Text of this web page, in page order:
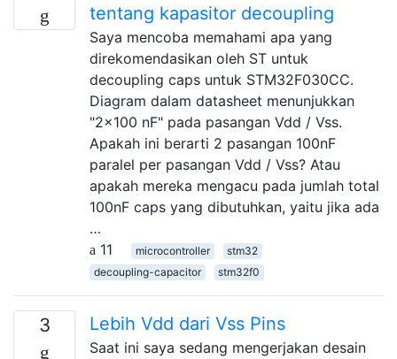
tentang kapasitor decoupling
Saya mencoba memahami apa yang
direkomendasikan oleh ST untuk
decoupling caps untuk STM32F030CC.
Diagram dalam datasheet menunjukkan
"2x100 nF" pada pasangan Vdd / Vss.
Apakah ini berarti 2 pasangan 100nF
paralel per pasangan Vdd / Vss? Atau
apakah mereka mengacu pada jumlah total
100nF caps yang dibutuhkan, yaitu jika ada
…
11
microcontroller
stm32
decoupling-capacitor
stm32f0
3 Lebih Vdd dari Vss Pins
Saat ini saya sedang mengerjakan desain